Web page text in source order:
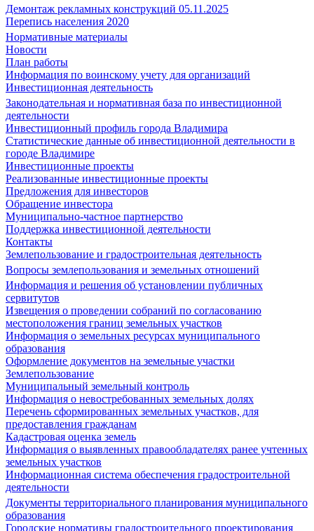
Демонтаж рекламных конструкций 05.11.2025
Перепись населения 2020
Нормативные материалы
Новости
План работы
Информация по воинскому учету для организаций
Инвестиционная деятельность
Законодательная и нормативная база по инвестиционной
деятельности
Инвестиционный профиль города Владимира
Статистические данные об инвестиционной деятельности в
городе Владимире
Инвестиционные проекты
Реализованные инвестиционные проекты
Предложения для инвесторов
Обращение инвестора
Муниципально-частное партнерство
Поддержка инвестиционной деятельности
Контакты
Землепользование и градостроительная деятельность
Вопросы землепользования и земельных отношений
Информация и решения об установлении публичных
сервитутов
Извещения о проведении собраний по согласованию
местоположения границ земельных участков
Информация о земельных ресурсах муниципального
образования
Оформление документов на земельные участки
Землепользование
Муниципальный земельный контроль
Информация о невостребованных земельных долях
Перечень сформированных земельных участков, для
предоставления гражданам
Кадастровая оценка земель
Информация о выявленных правообладателях ранее учтенных
земельных участков
Информационная система обеспечения градостроительной
деятельности
Документы территориального планирования муниципального
образования
Городские нормативы градостроительного проектирования